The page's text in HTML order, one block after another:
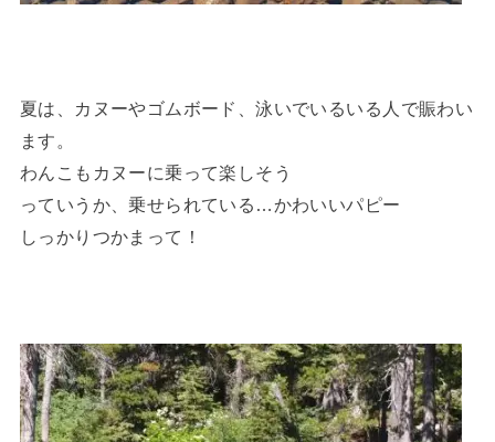
夏は、カヌーやゴムボード、泳いでいるいる人で賑わい
ます。
わんこもカヌーに乗って楽しそう
っていうか、乗せられている…かわいいパピー
しっかりつかまって！